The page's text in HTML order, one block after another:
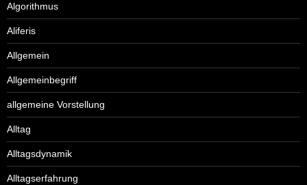
Algorithmus
Aliferis
Allgemein
Allgemeinbegriff
allgemeine Vorstellung
Alltag
Alltagsdynamik
Alltagserfahrung